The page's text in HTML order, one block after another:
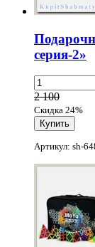
серия-2»
2 100
Скидка 24%
Артикул: sh-